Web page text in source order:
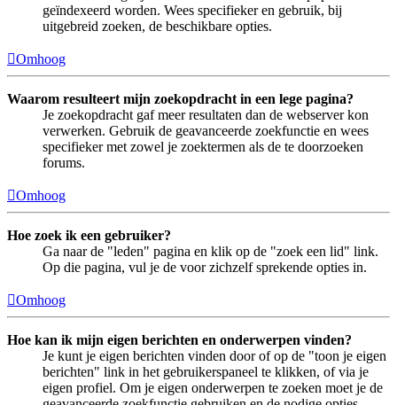
geïndexeerd worden. Wees specifieker en gebruik, bij
uitgebreid zoeken, de beschikbare opties.
Omhoog
Waarom resulteert mijn zoekopdracht in een lege pagina?
Je zoekopdracht gaf meer resultaten dan de webserver kon
verwerken. Gebruik de geavanceerde zoekfunctie en wees
specifieker met zowel je zoektermen als de te doorzoeken
forums.
Omhoog
Hoe zoek ik een gebruiker?
Ga naar de "leden" pagina en klik op de "zoek een lid" link.
Op die pagina, vul je de voor zichzelf sprekende opties in.
Omhoog
Hoe kan ik mijn eigen berichten en onderwerpen vinden?
Je kunt je eigen berichten vinden door of op de "toon je eigen
berichten" link in het gebruikerspaneel te klikken, of via je
eigen profiel. Om je eigen onderwerpen te zoeken moet je de